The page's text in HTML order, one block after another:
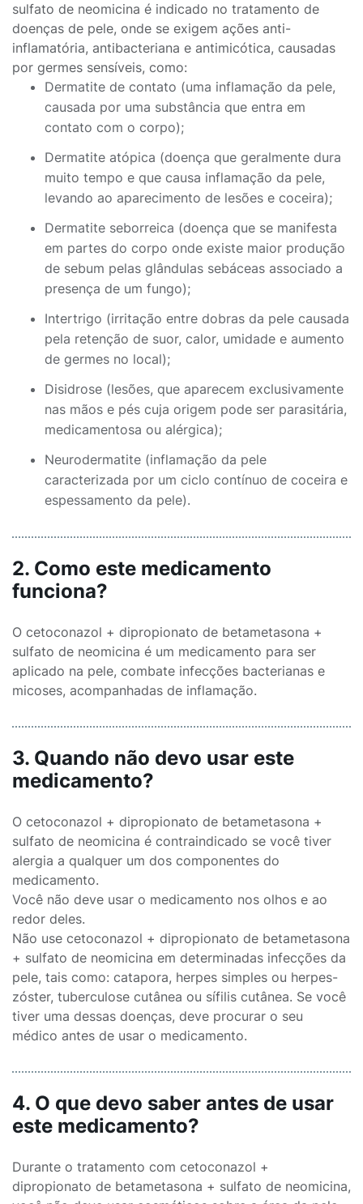
sulfato de neomicina é indicado no tratamento de
doenças de pele, onde se exigem ações anti-
inflamatória, antibacteriana e antimicótica, causadas
por germes sensíveis, como:
Dermatite de contato (uma inflamação da pele,
causada por uma substância que entra em
contato com o corpo);
Dermatite atópica (doença que geralmente dura
muito tempo e que causa inflamação da pele,
levando ao aparecimento de lesões e coceira);
Dermatite seborreica (doença que se manifesta
em partes do corpo onde existe maior produção
de sebum pelas glândulas sebáceas associado a
presença de um fungo);
Intertrigo (irritação entre dobras da pele causada
pela retenção de suor, calor, umidade e aumento
de germes no local);
Disidrose (lesões, que aparecem exclusivamente
nas mãos e pés cuja origem pode ser parasitária,
medicamentosa ou alérgica);
Neurodermatite (inflamação da pele
caracterizada por um ciclo contínuo de coceira e
espessamento da pele).
2. Como este medicamento
funciona?
O cetoconazol + dipropionato de betametasona +
sulfato de neomicina é um medicamento para ser
aplicado na pele, combate infecções bacterianas e
micoses, acompanhadas de inflamação.
3. Quando não devo usar este
medicamento?
O cetoconazol + dipropionato de betametasona +
sulfato de neomicina é contraindicado se você tiver
alergia a qualquer um dos componentes do
medicamento.
Você não deve usar o medicamento nos olhos e ao
redor deles.
Não use cetoconazol + dipropionato de betametasona
+ sulfato de neomicina em determinadas infecções da
pele, tais como: catapora, herpes simples ou herpes-
zóster, tuberculose cutânea ou sífilis cutânea. Se você
tiver uma dessas doenças, deve procurar o seu
médico antes de usar o medicamento.
4. O que devo saber antes de usar
este medicamento?
Durante o tratamento com cetoconazol +
dipropionato de betametasona + sulfato de neomicina,